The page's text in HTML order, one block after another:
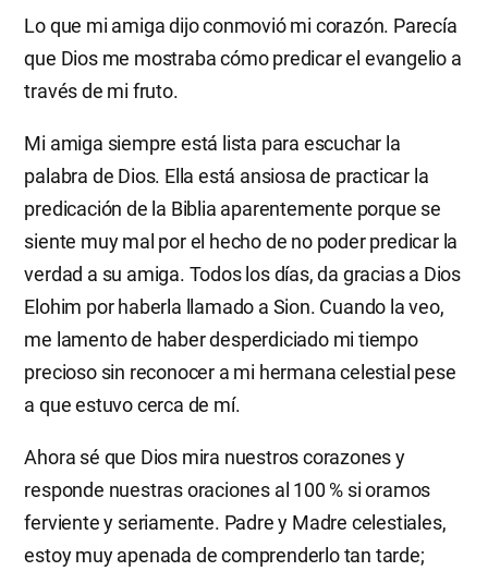
Lo que mi amiga dijo conmovió mi corazón. Parecía
que Dios me mostraba cómo predicar el evangelio a
través de mi fruto.
Mi amiga siempre está lista para escuchar la
palabra de Dios. Ella está ansiosa de practicar la
predicación de la Biblia aparentemente porque se
siente muy mal por el hecho de no poder predicar la
verdad a su amiga. Todos los días, da gracias a Dios
Elohim por haberla llamado a Sion. Cuando la veo,
me lamento de haber desperdiciado mi tiempo
precioso sin reconocer a mi hermana celestial pese
a que estuvo cerca de mí.
Ahora sé que Dios mira nuestros corazones y
responde nuestras oraciones al 100 % si oramos
ferviente y seriamente. Padre y Madre celestiales,
estoy muy apenada de comprenderlo tan tarde;